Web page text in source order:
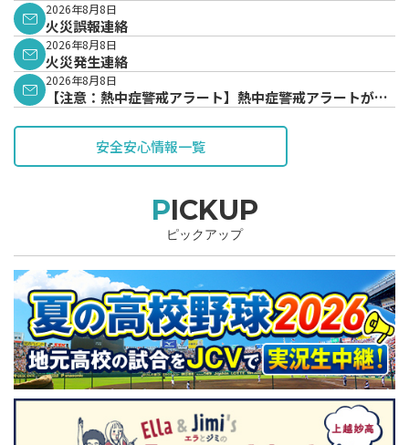
2026年8月8日
火災誤報連絡
2026年8月8日
火災発生連絡
2026年8月8日
【注意：熱中症警戒アラート】熱中症警戒アラートが発
安全安心情報一覧
PICKUP
ピックアップ